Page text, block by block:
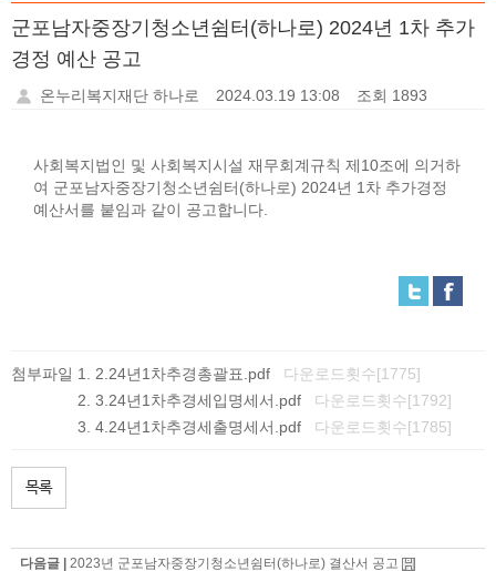
군포남자중장기청소년쉼터(하나로) 2024년 1차 추가
경정 예산 공고
온누리복지재단 하나로 2024.03.19 13:08 조회 1893
사회복지법인 및 사회복지시설 재무회계규칙 제10조에 의거하
여 군포남자중장기청소년쉼터(하나로) 2024년 1차 추가경정
예산서를 붙임과 같이 공고합니다.
첨부파일 2.24년1차추경총괄표.pdf
다운로드횟수[1775]
3.24년1차추경세입명세서.pdf
다운로드횟수[1792]
4.24년1차추경세출명세서.pdf
다운로드횟수[1785]
목록
다음글 | 2023년 군포남자중장기청소년쉼터(하나로) 결산서 공고